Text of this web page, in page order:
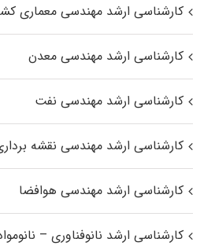
کارشناسی ارشد مهندسی معماری
کارشناسی ارشد مهندسی معدن
کارشناسی ارشد مهندسی نفت
کارشناسی ارشد مهندسی نقشه
کارشناسی ارشد مهندسی هوافضا
کارشناسی ارشد نانوفناوری –